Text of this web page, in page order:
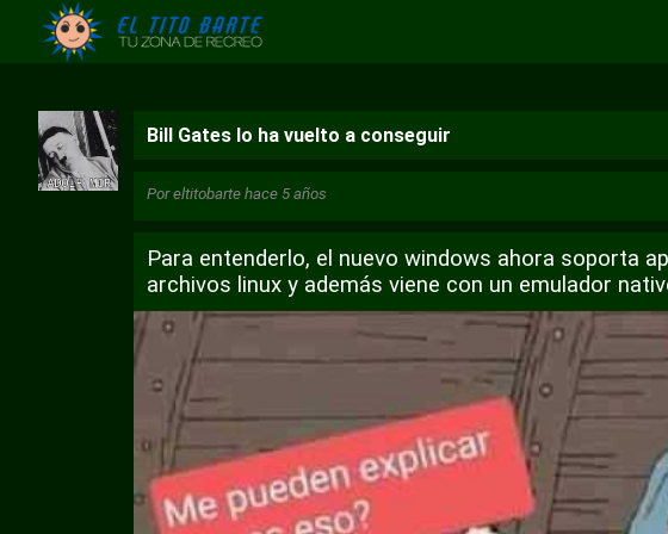
Bill Gates lo ha vuelto a conseguir
Poreltitobartehace 5 años
Para entenderlo, el nuevo windows ahora soporta
archivos linux y además viene con un emulador